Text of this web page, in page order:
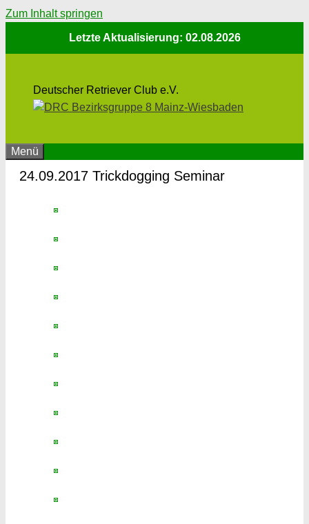
Zum Inhalt springen
Letzte Aktualisierung: 02.08.2026
Deutscher Retriever Club e.V.
Menü
24.09.2017 Trickdogging Seminar